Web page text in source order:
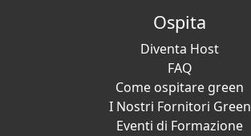
Ospita
Diventa Host
FAQ
Come ospitare green
I Nostri Fornitori Green
Eventi di Formazione